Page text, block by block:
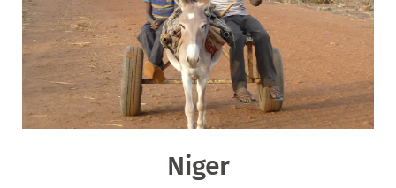
Niger